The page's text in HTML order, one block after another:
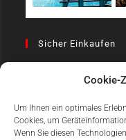
Cookie-
Um Ihnen ein optimales
Cookies, um
Wenn Sie diesen
Sicher Einkaufen